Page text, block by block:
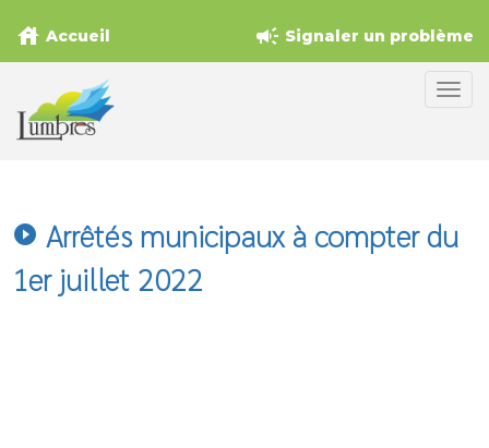
campaign Signaler un problème
house Accueil
play_circle_filled Arrêtés municipaux à compter du
1er juillet 2022